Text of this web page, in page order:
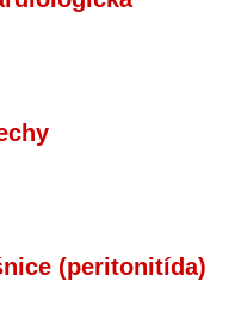
(peritonitída)